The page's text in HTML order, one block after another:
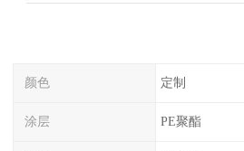
颜色 定制
涂层 PE聚酯